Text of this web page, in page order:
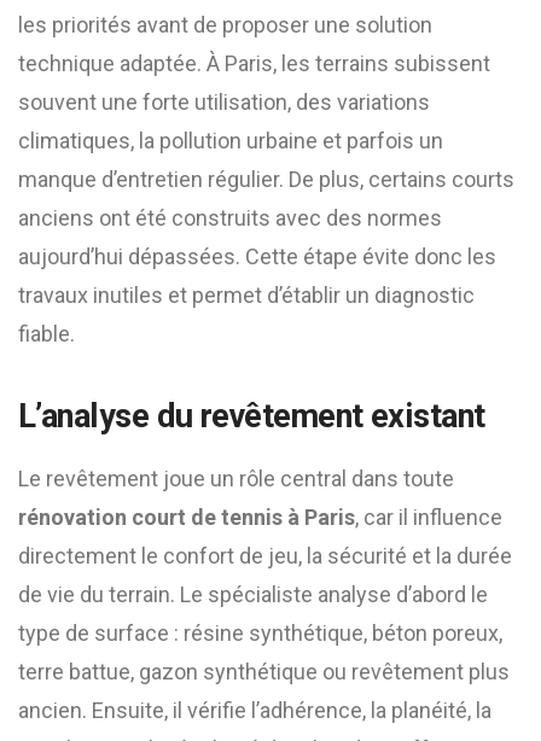
les priorités avant de proposer une solution
technique adaptée. À Paris, les terrains subissent
souvent une forte utilisation, des variations
climatiques, la pollution urbaine et parfois un
manque d’entretien régulier. De plus, certains courts
anciens ont été construits avec des normes
aujourd’hui dépassées. Cette étape évite donc les
travaux inutiles et permet d’établir un diagnostic
fiable.
L’analyse du revêtement existant
Le revêtement joue un rôle central dans toute
rénovation court de tennis à Paris, car il influence
directement le confort de jeu, la sécurité et la durée
de vie du terrain. Le spécialiste analyse d’abord le
type de surface : résine synthétique, béton poreux,
terre battue, gazon synthétique ou revêtement plus
ancien. Ensuite, il vérifie l’adhérence, la planéité, la